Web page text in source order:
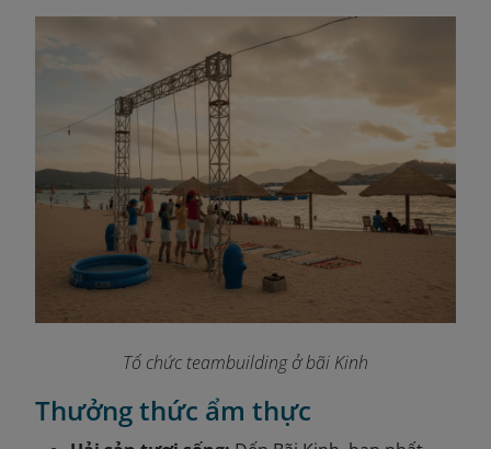
Tổ chức teambuilding ở bãi Kinh
Thưởng thức ẩm thực